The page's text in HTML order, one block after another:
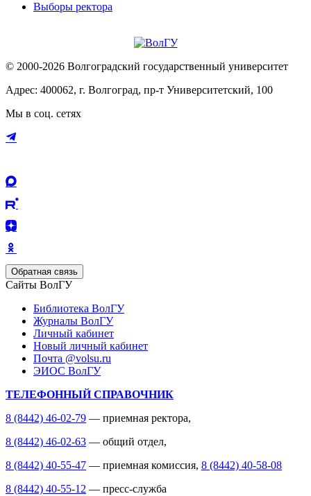
Выборы ректора
© 2000-2026 Волгоградский государственный университет
Адрес: 400062, г. Волгоград, пр-т Университетский, 100
Мы в соц. сетях
Обратная связь
Сайты ВолГУ
Библиотека ВолГУ
Журналы ВолГУ
Личный кабинет
Новый личный кабинет
Почта @volsu.ru
ЭИОС ВолГУ
ТЕЛЕФОННЫЙ СПРАВОЧНИК
8 (8442) 46-02-79 — приемная ректора,
8 (8442) 46-02-63 — общий отдел,
8 (8442) 40-55-47 — приемная комиссия, 8 (8442) 40-58-08
8 (8442) 40-55-12 — пресс-служба